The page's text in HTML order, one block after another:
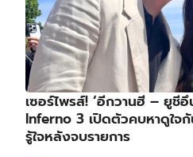
เซอร์ไพรส์! ‘อีกวานฮี – ยูชีอึ
Inferno 3 เปิดตัวคบหาดูใ
รู้ใจหลังจบรายการ